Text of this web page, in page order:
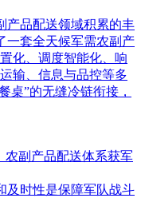
产品配送领域积累的丰
一套全天候军需农副产
化、调度智能化、响
输、信息与品控等多
桌”的无缝冷链衔接，
农副产品配送体系获军
及时性是保障军队战斗